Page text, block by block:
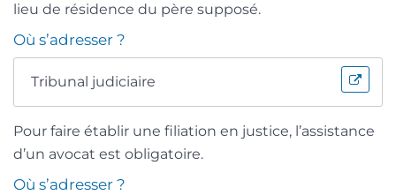
lieu de résidence du père supposé.
Où s’adresser ?
Tribunal judiciaire
Pour faire établir une filiation en justice, l’assistance
d’un avocat est obligatoire.
Où s’adresser ?